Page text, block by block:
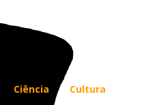
Ciência Cultura